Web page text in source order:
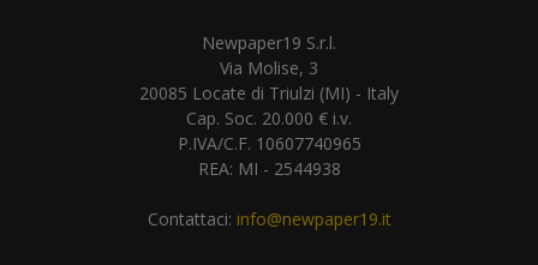
Newpaper19 S.r.l.
Via Molise, 3
20085 Locate di Triulzi (MI) - Italy
Cap. Soc. 20.000 € i.v.
P.IVA/C.F. 10607740965
REA: MI - 2544938
Contattaci: info@newpaper19.it